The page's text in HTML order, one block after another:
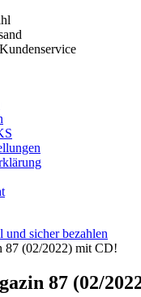
87 (02/